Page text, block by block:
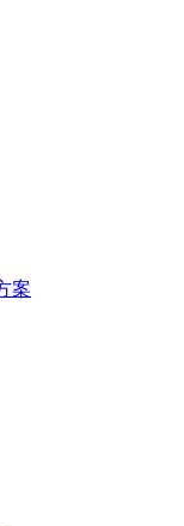
案